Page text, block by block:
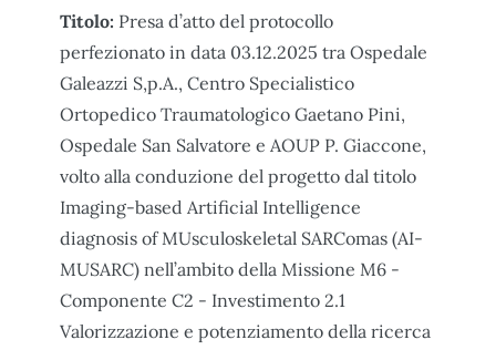
Titolo: Presa d’atto del protocollo
perfezionato in data 03.12.2025 tra Ospedale
Galeazzi S,p.A., Centro Specialistico
Ortopedico Traumatologico Gaetano Pini,
Ospedale San Salvatore e AOUP P. Giaccone,
volto alla conduzione del progetto dal titolo
Imaging-based Artificial Intelligence
diagnosis of MUsculoskeletal SARComas (AI-
MUSARC) nell’ambito della Missione M6 -
Componente C2 - Investimento 2.1
Valorizzazione e potenziamento della ricerca